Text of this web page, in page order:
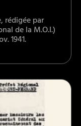
rédigée par
de la M.O.I.)
1941.